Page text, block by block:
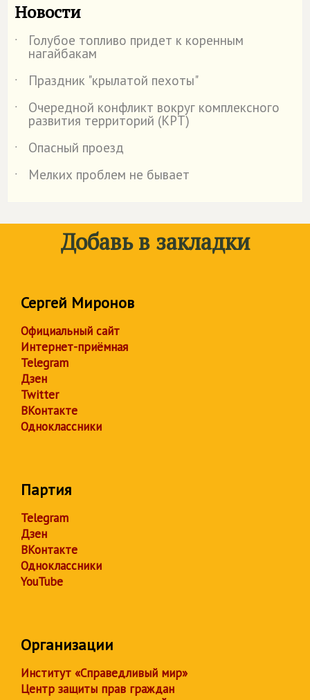
Новости
˙ Голубое топливо придет к коренным
нагайбакам
˙
Праздник "крылатой пехоты"
˙
Очередной конфликт вокруг комплексного
развития территорий (КРТ)
˙
Опасный проезд
˙
Мелких проблем не бывает
Добавь в закладки
Сергей Миронов
Официальный сайт
Интернет-приёмная
Telegram
Дзен
Twitter
ВКонтакте
Одноклассники
Партия
Telegram
Дзен
ВКонтакте
Одноклассники
YouTube
Организации
Институт «Справедливый мир»
Центр защиты прав граждан